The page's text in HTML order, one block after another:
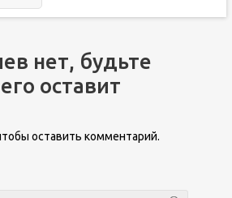
нет, будьте
оставит
оставить комментарий.